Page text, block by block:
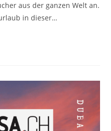
aus der ganzen Welt an.
in dieser…